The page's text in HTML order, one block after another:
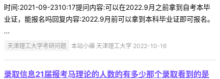
时间:2021-09-2310:17提问内容:可以在2022.9月之前拿到自考本毕
业证，能报名吗回复内容:2022.9月前可以拿到本科毕业证即可报名。
...
天津理工大学考研问题 本站小编 天津理工大学 2022-10-16
录取信息21届报考马理论的人数的有多少那个录取看到的是